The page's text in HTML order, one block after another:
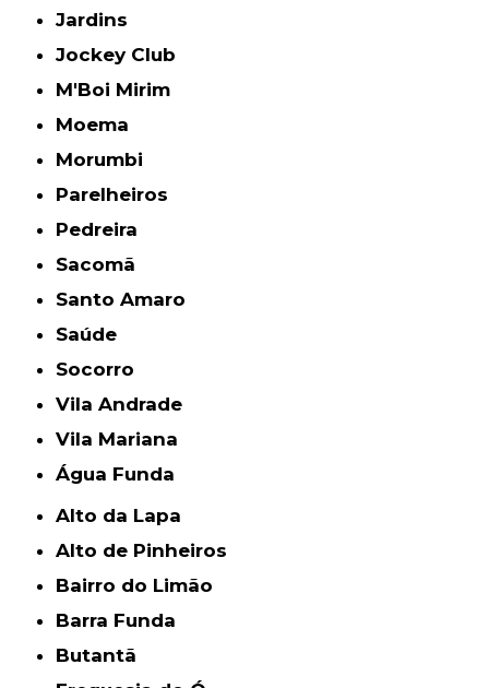
Jardins
Jockey Club
M'Boi Mirim
Moema
Morumbi
Parelheiros
Pedreira
Sacomã
Santo Amaro
Saúde
Socorro
Vila Andrade
Vila Mariana
Água Funda
Alto da Lapa
Alto de Pinheiros
Bairro do Limão
Barra Funda
Butantã